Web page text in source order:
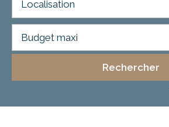
Rechercher